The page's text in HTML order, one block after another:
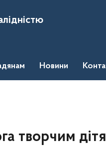
Новини
творчим